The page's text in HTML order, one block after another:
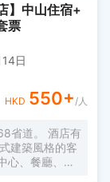
】中山住宿+
票
日
HKD 550+ /人
省道。 酒店有
建築風格的客